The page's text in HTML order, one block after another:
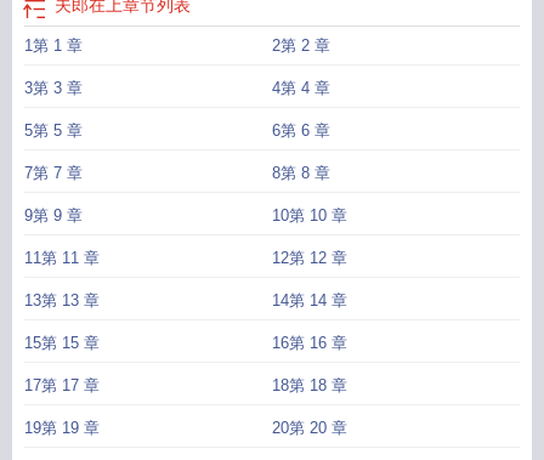
然后走上人生巅峰。要么就是现代受魂穿古代一贫如洗的哥儿身上，然后小受凭
借现代知识，开始做起生意，然后得到了少爷、王爷，甚至是太子的青睐，然后
就开始斗一斗，斗赢了两人便开始没羞没臊的过日子。秦问天每次睡前总歪歪，
安排个软软糯糯的小夫郎，那可就太美了。然后，他真的穿了。可软软糯糯的小
穷，他穿的跟别人几乎毫无相似。渣攻乖受人设呢？他这是渣攻恶受人设？后来
秦问天觉得，他的大受和穿越攻的小受，可能也是一样的，但圆头圆脑的儿子是
《夫郎家的现代小相公》、《熊猫穿越异世娶夫郎》预收《找夫郎，躲天灾。》
《我爸十九，我爷二八》《哥儿漂亮，但我直男》求收藏了～预收我爸十九简介
憨蛋。小爹脑子不爱转，整天就知道干活。大爹整天活不干，就想着回家。大爹
家人旅游，飞船爆炸，才来到大齐跟他小爹酱酱酿酿，生出了他。周向阳要饿死
了，就哄脑子不太正常的大爹：“大爹，既然是飞船爆炸，你才来到这里，那么有
夫郎在上章节列表
1第 1 章 2第 2 章
3第 3 章 4第 4 章
5第 5 章 6第 6 章
7第 7 章 8第 8 章
9第 9 章 10第 10 章
11第 11 章 12第 12 章
13第 13 章 14第 14 章
15第 15 章 16第 16 章
17第 17 章 18第 18 章
19第 19 章 20第 20 章